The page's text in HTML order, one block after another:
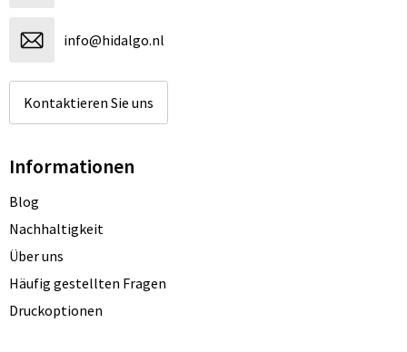
info@hidalgo.nl
Kontaktieren Sie uns
Informationen
Blog
Nachhaltigkeit
Über uns
Häufig gestellten Fragen
Druckoptionen